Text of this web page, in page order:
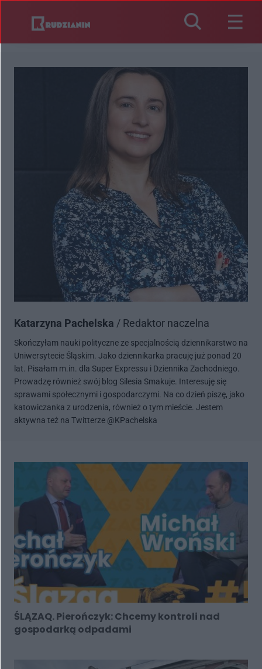
Katarzyna Pachelska / Redaktor naczelna
Skończyłam nauki polityczne ze specjalnością dziennikarstwo na
Uniwersytecie Śląskim. Jako dziennikarka pracuję już ponad 20
lat. Pisałam m.in. dla Super Expressu i Dziennika Zachodniego.
Prowadzę również swój blog Silesia Smakuje. Interesuję się
sprawami społecznymi i gospodarczymi. Na co dzień piszę, jako
katowiczanka z urodzenia, również o tym mieście. Jestem
aktywna też na Twitterze @KPachelska
ŚLĄZAQ. Pierończyk: Chcemy kontroli nad
gospodarką odpadami